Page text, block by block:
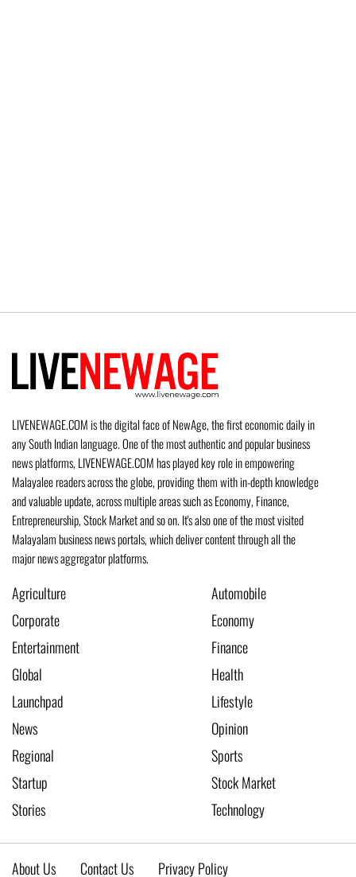
LIVENEWAGE.COM is the digital face of NewAge, the first economic daily in
any South Indian language. One of the most authentic and popular business
news platforms, LIVENEWAGE.COM has played key role in empowering
Malayalee readers across the globe, providing them with in-depth knowledge
and valuable update, across multiple areas such as Economy, Finance,
Entrepreneurship, Stock Market and so on. It's also one of the most visited
Malayalam business news portals, which deliver content through all the
major news aggregator platforms.
Agriculture
Automobile
Corporate
Economy
Entertainment
Finance
Global
Health
Launchpad
Lifestyle
News
Opinion
Regional
Sports
Startup
Stock Market
Stories
Technology
About Us Contact Us Privacy Policy